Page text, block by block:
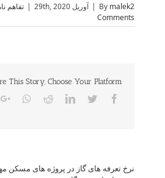
to
By malek2
| آوریل 29th, 2020 | تفاهم
Comments
This Story, Choose Your Platform!
Facebook
Twitter
LinkedIn
Reddit
نرخ تعرفه های گاز در پروژه های مسکن